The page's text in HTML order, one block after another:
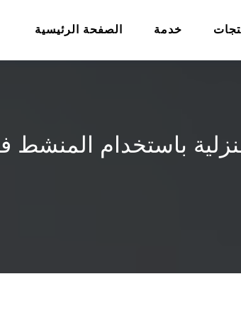
الصفحة الرئيسية خدمة
باستخدام